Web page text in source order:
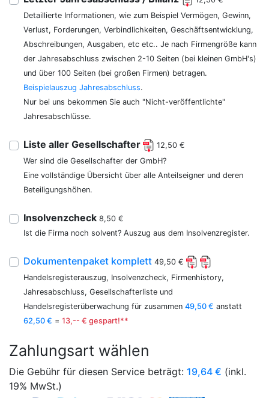
Detaillierte Informationen, wie zum Beispiel Vermögen, Gewinn,
Verlust, Forderungen, Verbindlichkeiten, Geschäftsentwicklung,
Abschreibungen, Ausgaben, etc etc.. Je nach Firmengröße kann
der Jahresabschluss zwischen 2-10 Seiten (bei kleinen GmbH's)
und über 100 Seiten (bei großen Firmen) betragen.
Beispielauszug Jahresabschluss.
Nur bei uns bekommen Sie auch "Nicht-veröffentlichte"
Jahresabschlüsse.
Liste aller Gesellschafter
12,50 €
Wer sind die Gesellschafter der GmbH?
Eine vollständige Übersicht über alle Anteilseigner und deren
Beteiligungshöhen.
Insolvenzcheck 8,50 €
Ist die Firma noch solvent? Auszug aus dem Insolvenzregister.
Dokumentenpaket komplett 49,50 €
Handelsregisterauszug, Insolvenzcheck, Firmenhistory,
Jahresabschluss, Gesellschafterliste und
Handelsregisterüberwachung für zusammen 49,50 € anstatt
62,50 € = 13,-- € gespart!**
Zahlungsart wählen
Die Gebühr für diesen Service beträgt: 19,64 € (inkl.
19% MwSt.)